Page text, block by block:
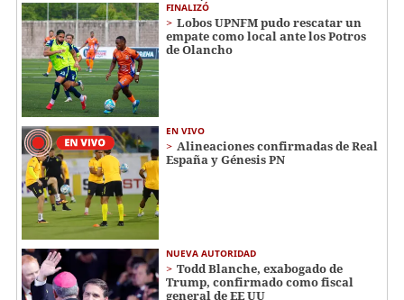
FINALIZÓ
Lobos UPNFM pudo rescatar un
empate como local ante los Potros
de Olancho
EN VIVO
Alineaciones confirmadas de Real
España y Génesis PN
NUEVA AUTORIDAD
Todd Blanche, exabogado de
Trump, confirmado como fiscal
general de EE UU